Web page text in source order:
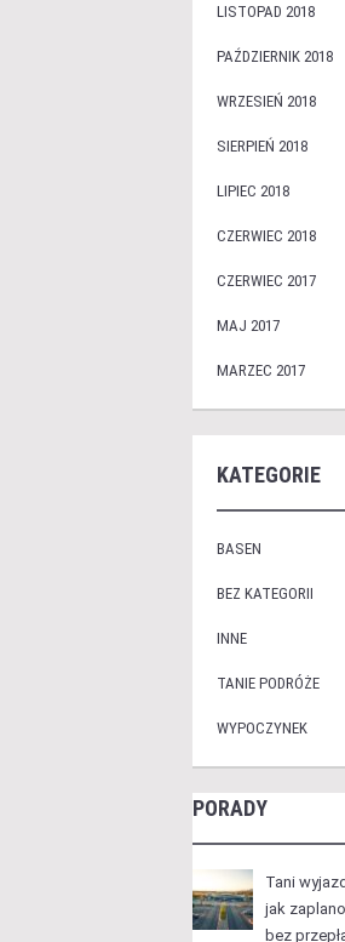
LISTOPAD 2018
PAŹDZIERNIK 2018
WRZESIEŃ 2018
SIERPIEŃ 2018
LIPIEC 2018
CZERWIEC 2018
CZERWIEC 2017
MAJ 2017
MARZEC 2017
KATEGORIE
BASEN
BEZ KATEGORII
INNE
TANIE PODRÓŻE
WYPOCZYNEK
PORADY
Tani
jak
bez